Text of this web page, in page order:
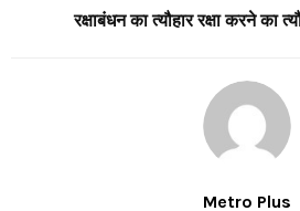
रक्षाबंधन का त्यौहार रक्षा करने का
Metro Plus